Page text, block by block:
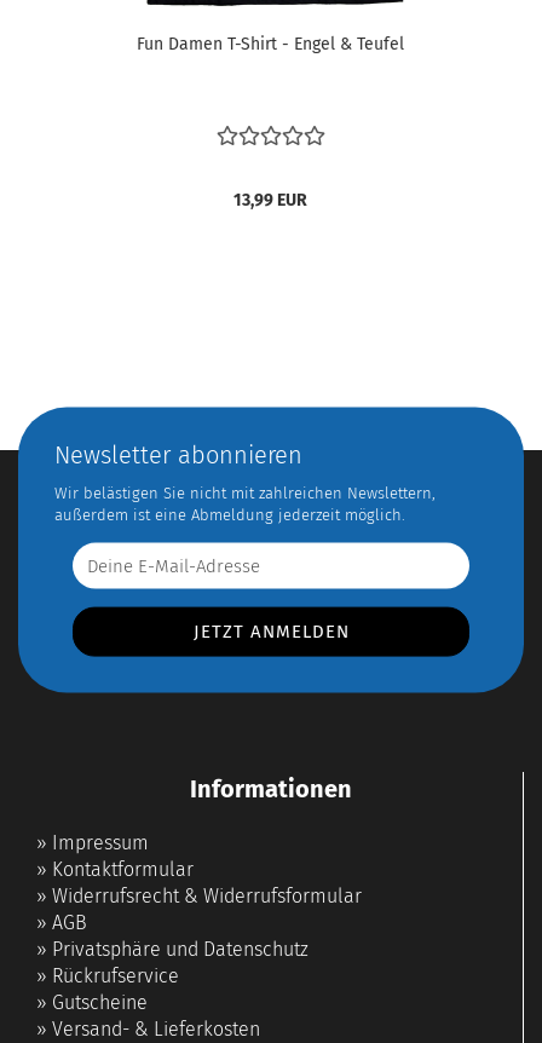
Fun Damen T-Shirt - Engel & Teufel
13,99 EUR
Newsletter abonnieren
Wir belästigen Sie nicht mit zahlreichen Newslettern,
außerdem ist eine Abmeldung jederzeit möglich.
Informationen
» Impressum
» Kontaktformular
» Widerrufsrecht & Widerrufsformular
» AGB
» Privatsphäre und Datenschutz
» Rückrufservice
» Gutscheine
» Versand- & Lieferkosten